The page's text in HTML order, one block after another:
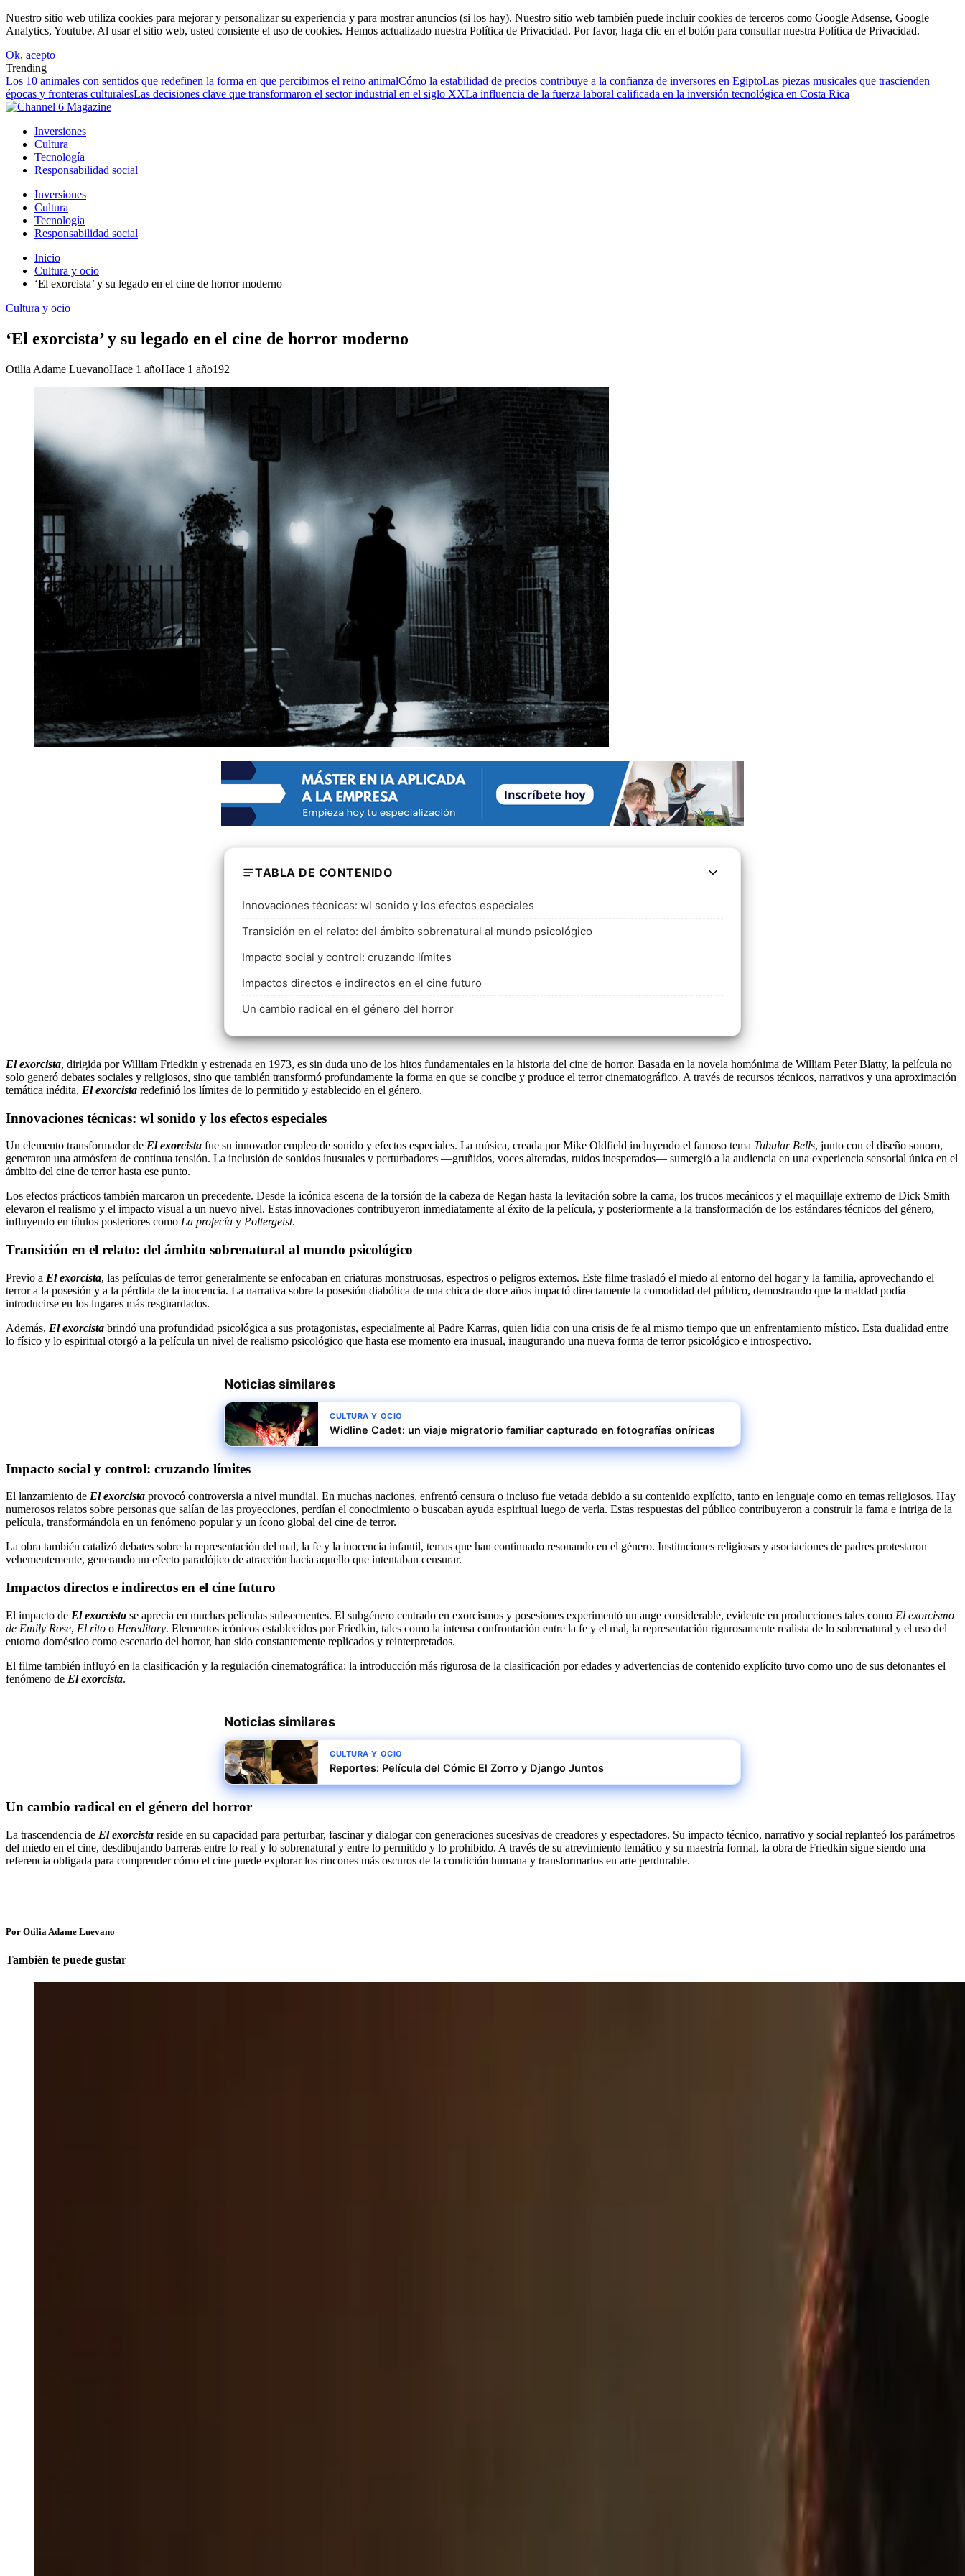
Nuestro sitio web utiliza cookies para mejorar y personalizar su experiencia y para mostrar anuncios (si los hay). Nuestro sitio web también puede incluir cookies de terceros como Google Adsense, Google
Analytics, Youtube. Al usar el sitio web, usted consiente el uso de cookies. Hemos actualizado nuestra Política de Privacidad. Por favor, haga clic en el botón para consultar nuestra Política de Privacidad.
Ok, acepto
Trending
Los 10 animales con sentidos que redefinen la forma en que percibimos el reino animalCómo la estabilidad de precios contribuye a la confianza de inversores en EgiptoLas piezas musicales que trascienden
épocas y fronteras culturalesLas decisiones clave que transformaron el sector industrial en el siglo XXLa influencia de la fuerza laboral calificada en la inversión tecnológica en Costa Rica
Inversiones
Cultura
Tecnología
Responsabilidad social
Inversiones
Cultura
Tecnología
Responsabilidad social
Inicio
Cultura y ocio
‘El exorcista’ y su legado en el cine de horror moderno
Cultura y ocio
‘El exorcista’ y su legado en el cine de horror moderno
Otilia Adame LuevanoHace 1 añoHace 1 año192
TABLA DE CONTENIDO
Innovaciones técnicas: wl sonido y los efectos especiales
Transición en el relato: del ámbito sobrenatural al mundo psicológico
Impacto social y control: cruzando límites
Impactos directos e indirectos en el cine futuro
Un cambio radical en el género del horror
El exorcista, dirigida por William Friedkin y estrenada en 1973, es sin duda uno de los hitos fundamentales en la historia del cine de horror. Basada en la novela homónima de William Peter Blatty, la película no
solo generó debates sociales y religiosos, sino que también transformó profundamente la forma en que se concibe y produce el terror cinematográfico. A través de recursos técnicos, narrativos y una aproximación
temática inédita, El exorcista redefinió los límites de lo permitido y establecido en el género.
Innovaciones técnicas: wl sonido y los efectos especiales
Un elemento transformador de El exorcista fue su innovador empleo de sonido y efectos especiales. La música, creada por Mike Oldfield incluyendo el famoso tema Tubular Bells, junto con el diseño sonoro,
generaron una atmósfera de continua tensión. La inclusión de sonidos inusuales y perturbadores —gruñidos, voces alteradas, ruidos inesperados— sumergió a la audiencia en una experiencia sensorial única en el
ámbito del cine de terror hasta ese punto.
Los efectos prácticos también marcaron un precedente. Desde la icónica escena de la torsión de la cabeza de Regan hasta la levitación sobre la cama, los trucos mecánicos y el maquillaje extremo de Dick Smith
elevaron el realismo y el impacto visual a un nuevo nivel. Estas innovaciones contribuyeron inmediatamente al éxito de la película, y posteriormente a la transformación de los estándares técnicos del género,
influyendo en títulos posteriores como La profecía y Poltergeist.
Transición en el relato: del ámbito sobrenatural al mundo psicológico
Previo a El exorcista, las películas de terror generalmente se enfocaban en criaturas monstruosas, espectros o peligros externos. Este filme trasladó el miedo al entorno del hogar y la familia, aprovechando el
terror a la posesión y a la pérdida de la inocencia. La narrativa sobre la posesión diabólica de una chica de doce años impactó directamente la comodidad del público, demostrando que la maldad podía
introducirse en los lugares más resguardados.
Además, El exorcista brindó una profundidad psicológica a sus protagonistas, especialmente al Padre Karras, quien lidia con una crisis de fe al mismo tiempo que un enfrentamiento místico. Esta dualidad entre
lo físico y lo espiritual otorgó a la película un nivel de realismo psicológico que hasta ese momento era inusual, inaugurando una nueva forma de terror psicológico e introspectivo.
Noticias similares
CULTURA Y OCIO
Widline Cadet: un viaje migratorio familiar capturado en fotografías oníricas
Impacto social y control: cruzando límites
El lanzamiento de El exorcista provocó controversia a nivel mundial. En muchas naciones, enfrentó censura o incluso fue vetada debido a su contenido explícito, tanto en lenguaje como en temas religiosos. Hay
numerosos relatos sobre personas que salían de las proyecciones, perdían el conocimiento o buscaban ayuda espiritual luego de verla. Estas respuestas del público contribuyeron a construir la fama e intriga de la
película, transformándola en un fenómeno popular y un ícono global del cine de terror.
La obra también catalizó debates sobre la representación del mal, la fe y la inocencia infantil, temas que han continuado resonando en el género. Instituciones religiosas y asociaciones de padres protestaron
vehementemente, generando un efecto paradójico de atracción hacia aquello que intentaban censurar.
Impactos directos e indirectos en el cine futuro
El impacto de El exorcista se aprecia en muchas películas subsecuentes. El subgénero centrado en exorcismos y posesiones experimentó un auge considerable, evidente en producciones tales como El exorcismo
de Emily Rose, El rito o Hereditary. Elementos icónicos establecidos por Friedkin, tales como la intensa confrontación entre la fe y el mal, la representación rigurosamente realista de lo sobrenatural y el uso del
entorno doméstico como escenario del horror, han sido constantemente replicados y reinterpretados.
El filme también influyó en la clasificación y la regulación cinematográfica: la introducción más rigurosa de la clasificación por edades y advertencias de contenido explícito tuvo como uno de sus detonantes el
fenómeno de El exorcista.
Noticias similares
CULTURA Y OCIO
Reportes: Película del Cómic El Zorro y Django Juntos
Un cambio radical en el género del horror
La trascendencia de El exorcista reside en su capacidad para perturbar, fascinar y dialogar con generaciones sucesivas de creadores y espectadores. Su impacto técnico, narrativo y social replanteó los parámetros
del miedo en el cine, desdibujando barreras entre lo real y lo sobrenatural y entre lo permitido y lo prohibido. A través de su atrevimiento temático y su maestría formal, la obra de Friedkin sigue siendo una
referencia obligada para comprender cómo el cine puede explorar los rincones más oscuros de la condición humana y transformarlos en arte perdurable.
Por Otilia Adame Luevano
También te puede gustar